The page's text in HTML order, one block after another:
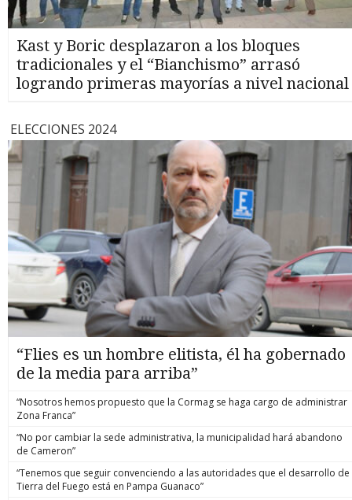
Kast y Boric desplazaron a los bloques
tradicionales y el “Bianchismo” arrasó
logrando primeras mayorías a nivel nacional
ELECCIONES 2024
“Flies es un hombre elitista, él ha gobernado
de la media para arriba”
“Nosotros hemos propuesto que la Cormag se haga cargo de administrar
Zona Franca”
“No por cambiar la sede administrativa, la municipalidad hará abandono
de Cameron”
“Tenemos que seguir convenciendo a las autoridades que el desarrollo de
Tierra del Fuego está en Pampa Guanaco”